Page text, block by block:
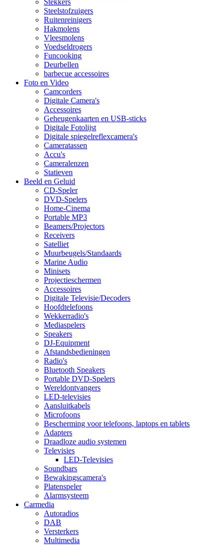
Stekkers
Steelstofzuigers
Ruitenreinigers
Hakmolens
Vleesmolens
Voedseldrogers
Funcooking
Deurbellen
barbecue accessoires
Foto en Video
Camcorders
Digitale Camera's
Accessoires
Geheugenkaarten en USB-sticks
Digitale Fotolijst
Digitale spiegelreflexcamera's
Cameratassen
Accu's
Cameralenzen
Statieven
Beeld en Geluid
CD-Speler
DVD-Spelers
Home-Cinema
Portable MP3
Beamers/Projectors
Receivers
Satelliet
Muurbeugels/Standaards
Marine Audio
Minisets
Projectieschermen
Accessoires
Digitale Televisie/Decoders
Hoofdtelefoons
Wekkerradio's
Mediaspelers
Speakers
DJ-Equipment
Afstandsbedieningen
Radio's
Bluetooth Speakers
Portable DVD-Spelers
Wereldontvangers
LED-televisies
Aansluitkabels
Microfoons
Bescherming voor telefoons, laptops en tablets
Adapters
Draadloze audio systemen
Televisies
LED-Televisies
Soundbars
Bewakingscamera's
Platenspeler
Alarmsysteem
Carmedia
Autoradios
DAB
Versterkers
Multimedia